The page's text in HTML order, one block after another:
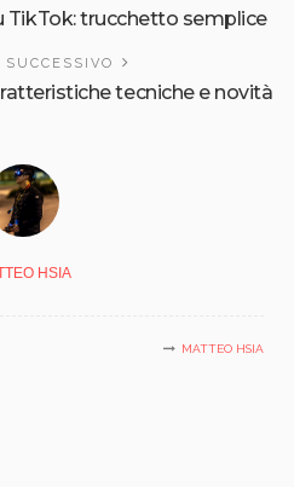
TikTok: trucchetto semplice
tecniche e novità
HSIA
MATTEO HSIA